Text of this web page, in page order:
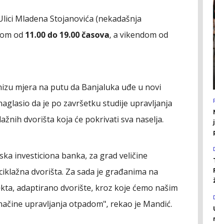
Mladena Stojanovića (nekadašnja
od 11.00 do 19.00 časova, a vikendom od
mjera na putu da Banjaluka uđe u novi
da je po završetku studije upravljanja
dvorišta koja će pokrivati sva naselja.
investiciona banka, za grad veličine
dvorišta. Za sada je građanima na
adaptirano dvorište, kroz koje ćemo našim
upravljanja otpadom", rekao je Mandić.